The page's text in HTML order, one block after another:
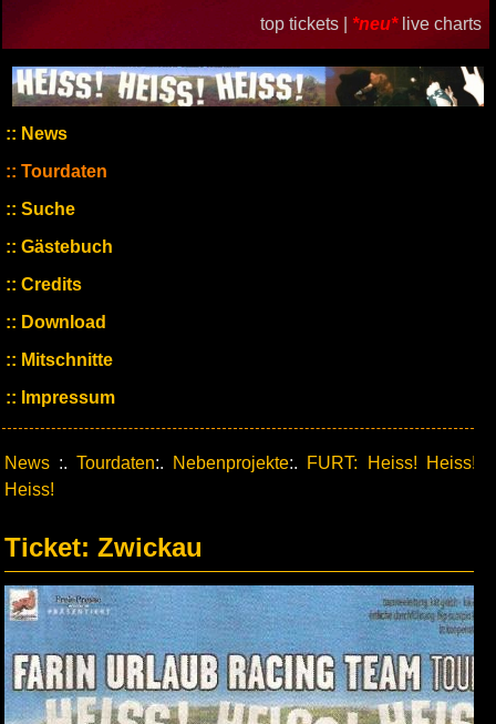
top tickets | *neu* live charts
News
Tourdaten
Suche
Gästebuch
Credits
Download
Mitschnitte
Impressum
News :.Tourdaten:. Nebenprojekte:. FURT: Heiss! Heiss!
Heiss!
Ticket: Zwickau